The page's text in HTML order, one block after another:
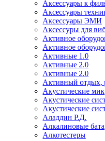
Аксессуары к
Аксессуары
Аксессуары ЭМИ
Аксессуры для
Активное
Активное
Активные 1.0
Активные 2.0
Активные 2.0
Активный отдых,
Акустические
Акустические
Акустические
Аладдин Р.Д.
Алкалиновые
Алкотестеры